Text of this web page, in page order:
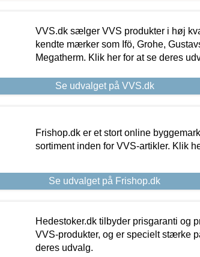
VVS.dk sælger VVS produkter i høj
kendte mærker som Ifö, Grohe,
Megatherm. Klik her for at se deres
Se udvalget på VVS.dk
Frishop.dk er et stort online
sortiment inden for VVS-artikler. Klik
Se udvalget på Frishop.dk
Hedestoker.dk tilbyder prisgaranti og
VVS-produkter, og er specielt stærke
deres udvalg.